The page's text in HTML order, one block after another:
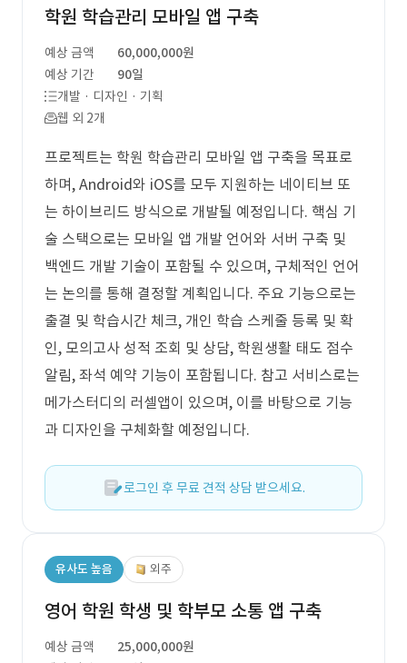
학원 학습관리 모바일 앱 구축
예상 금액
60,000,000원
예상 기간
90일
개발 · 디자인 · 기획
웹 외 2개
프로젝트는 학원 학습관리 모바일 앱 구축을 목표로
하며, Android와 iOS를 모두 지원하는 네이티브 또
는 하이브리드 방식으로 개발될 예정입니다. 핵심 기
술 스택으로는 모바일 앱 개발 언어와 서버 구축 및
백엔드 개발 기술이 포함될 수 있으며, 구체적인 언어
는 논의를 통해 결정할 계획입니다. 주요 기능으로는
출결 및 학습시간 체크, 개인 학습 스케줄 등록 및 확
인, 모의고사 성적 조회 및 상담, 학원생활 태도 점수
알림, 좌석 예약 기능이 포함됩니다. 참고 서비스로는
메가스터디의 러셀앱이 있으며, 이를 바탕으로 기능
과 디자인을 구체화할 예정입니다.
로그인 후 무료 견적 상담 받으세요.
유사도 높음 외주
영어 학원 학생 및 학부모 소통 앱 구축
예상 금액
25,000,000원